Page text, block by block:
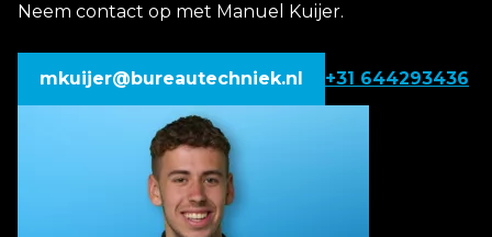
Neem contact op met Manuel Kuijer.
mkuijer@bureautechniek.nl +31 644293436